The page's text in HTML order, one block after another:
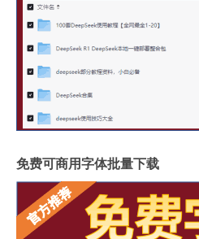
免费可商用字体批量下载